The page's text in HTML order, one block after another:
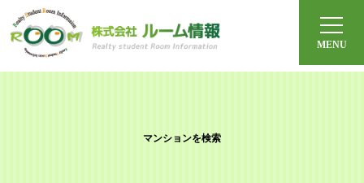
ルーム情報とは？
オンライン見学マンションを検索